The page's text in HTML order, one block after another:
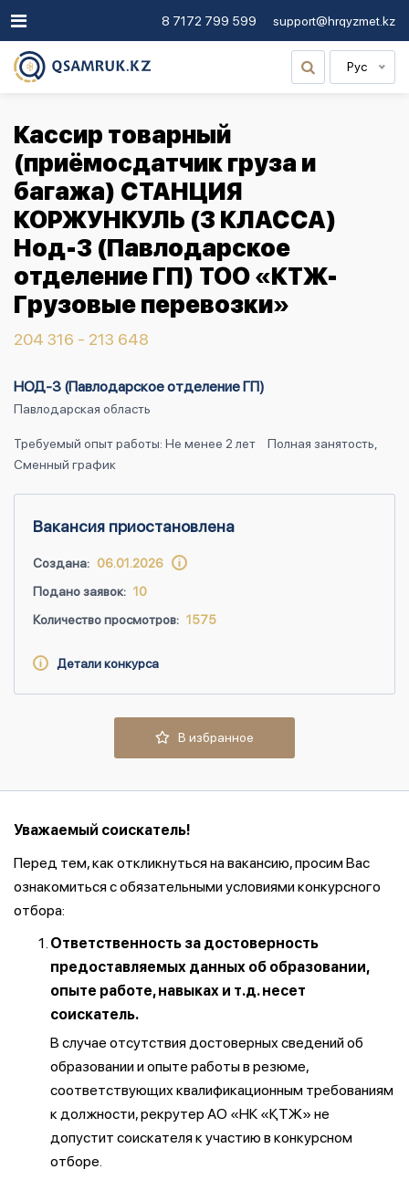
8 7172 799 599 support@hrqyzmet.kz
Рус
Кассир товарный
(приёмосдатчик груза и
багажа) СТАНЦИЯ
КОРЖУНКУЛЬ (3 КЛАССА)
Нод-3 (Павлодарское
отделение ГП) ТОО «КТЖ-
Грузовые перевозки»
204 316 - 213 648
НОД-3 (Павлодарское отделение ГП)
Павлодарская область
Требуемый опыт работы: Не менее 2 лет
Полная занятость,
Сменный график
Вакансия приостановлена
Создана: 06.01.2026
Подано заявок: 10
Количество просмотров: 1575
Детали конкурса
В избранное
Уважаемый соискатель!
Перед тем, как откликнуться на вакансию, просим Вас
ознакомиться с обязательными условиями конкурсного
отбора:
Ответственность за достоверность
предоставляемых данных об образовании,
опыте работе, навыках и т.д. несет
соискатель.
В случае отсутствия достоверных сведений об
образовании и опыте работы в резюме,
соответствующих квалификационным требованиям
к должности, рекрутер АО «НК «ҚТЖ» не
допустит соискателя к участию в конкурсном
отборе.